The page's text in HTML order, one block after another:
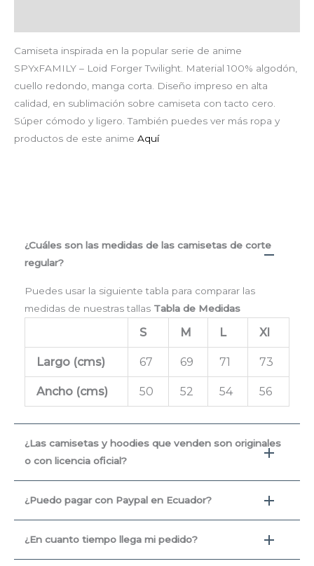
Camiseta inspirada en la popular serie de anime
SPYxFAMILY – Loid Forger Twilight. Material 100% algodón,
cuello redondo, manga corta. Diseño impreso en alta
calidad, en sublimación sobre camiseta con tacto cero.
Súper cómodo y ligero. También puedes ver más ropa y
productos de este anime Aquí
¿Cuáles son las medidas de las camisetas de corte
regular?
Puedes usar la siguiente tabla para comparar las
medidas de nuestras tallas Tabla de Medidas
S M L Xl
Largo (cms) 67 69 71 73
Ancho (cms) 50 52 54 56
¿Las camisetas y hoodies que venden son originales
o con licencia oficial?
¿Puedo pagar con Paypal en Ecuador?
¿En cuanto tiempo llega mi pedido?